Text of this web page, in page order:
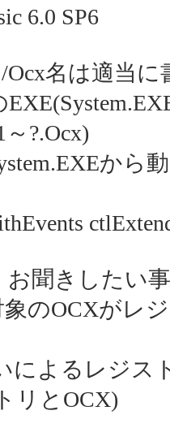
6.0 SP6
Ocx名は適当
?.Ocx)
から
お聞きしたい
象のOCXがレ
によるレジス
リとOCX)